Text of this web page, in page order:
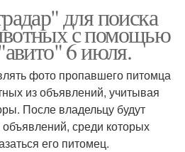
для поиска
с помощью
6 июля.
фото пропавшего питомца
из объявлений, учитывая
После владельцу будут
среди которых
его питомец.